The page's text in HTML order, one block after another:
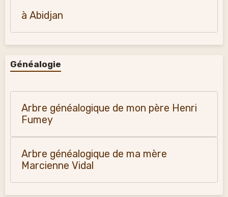
à Abidjan
Généalogie
Arbre généalogique de mon père Henri
Fumey
Arbre généalogique de ma mère
Marcienne Vidal